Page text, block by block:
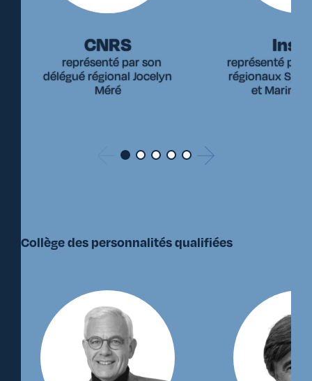
CNRS
représenté par son
délégué régional Jocelyn
Méré
représenté par
régionaux
et Marine
Collège des personnalités qualifiées